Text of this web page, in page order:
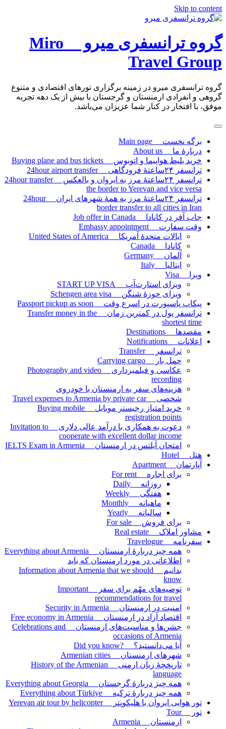
Skip to content
گروه ترانسفری میرو Miro
Travel Group
گروه ترانسفری میرو در زمینه برگزاری تورهای اقتصادی و متنوع
گروهی و انفرادی ارمنستان و گرجستان با بیش از یک دهه تجربه
موفق، با افتخار در کنار شما عزیزان می‌باشد.
برگه نخست Main page
دربارۀ ما About us
خرید بلیط هواپیما و اتوبوس Buying plane and bus tickets
ترانسفر ۲۴ساعتۀ فرودگاهی 24hour airport transfer
ترانسفر ۲۴ساعتۀ مرز به ایروان و بالعکس 24hour transfer
the border to Yerevan and vice versa
ترانسفر ۲۴ساعتۀ مرز به همۀ شهرهای ایران 24hour
border transfer to all cities in Iran
جاب آفر در کانادا Job offer in Canada
وقت سفارت Embassy appointment
ایالات متحدۀ آمریکا United States of America
کانادا Canada
آلمان Germany
ایتالیا Italy
ویزا Visa
ویزای استارت‌آپ START UP VISA
ویزای حوزۀ شنگن Schengen area visa
پیکاپ پاسپورت در اسرع وقت Passport pickup as soon
ترانسفر پول در کمترین زمان Transfer money in the
shortest time
مقصدها Destinations
اعلانات Notifications
ترانسفر Transfer
حمل بار Carrying cargo
عکاسی و فیلمبرداری Photography and video
recording
هزینه‌های سفر به ارمنستان با خودروی
شخصی Travel expenses to Armenia by private car
خرید امتیاز رجیستر موبایل Buying mobile
registration points
دعوت به همکاری با درآمد عالی دلاری Invitation to
cooperate with excellent dollar income
امتحان آیلتس در ارمنستان IELTS Exam in Armenia
هتل Hotel
آپارتمان Apartment
برای اجاره For rent
روزانه Daily
هفتگی Weekly
ماهیانه Monthly
سالیانه Yearly
برای فروش For sale
مشاور املاک Real estate
سفرنامه Travelogue
همه چیز دربارۀ ارمنستان Everything about Armenia
اطلاعاتی در مورد ارمنستان که باید
بدانیم Information about Armenia that we should
know
توصیه‌های مهّم برای سفر Important
recommendations for travel
امنیت در ارمنستان Security in Armenia
اقتصاد آزاد در ارمنستان Free economy in Armenia
جشن‌ها و مناسبت‌های ارمنستان Celebrations and
occasions of Armenia
آیا می‌دانستید؟ ?Did you know
شهرهای ارمنستان Armenian cities
تاریخچۀ زبان ارمنی History of the Armenian
language
همه چیز دربارۀ گرجستان Everything about Georgia
همه چیز دربارۀ ترکیه Everything about Türkiye
تور هوایی ایروان با هلیکوپتر Yerevan air tour by helicopter
تور Tour
ارمنستان Armenia